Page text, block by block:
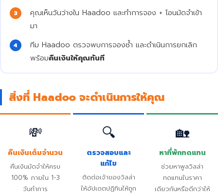
3
คุณเห็นวันว่างใน Haadoo และทำการจอง + โอนมัดจำเข้า
มา
4
ทีม Haadoo ตรวจพบการจองซ้ำ และดำเนินการยกเลิก
พร้อมคืนเงินให้คุณทันที
สิ่งที่ Haadoo จะดำเนินการให้คุณ
💸
คืนเงินเต็มจำนวน
คืนเงินมัดจำให้ครบ
100% ภายใน 1-3
วันทำการ
🔍
ตรวจสอบและ
แก้ไข
ติดต่อเจ้าของวิลล่า
ให้อัปเดตปฏิทินให้ถูก
🏡
หาที่พักทดแทน
ช่วยหาพูลวิลล่า
ทดแทนในราคา
เดียวกันหรือดีกว่าให้